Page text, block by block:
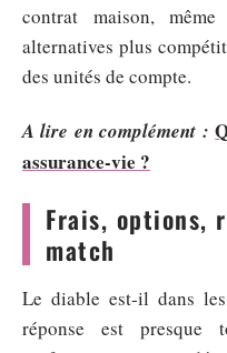
contrat maison,
alternatives plus
des unités de compte.
A lire en complément :
assurance-vie ?
Frais, options,
match
Le diable est-il dans
réponse est presque